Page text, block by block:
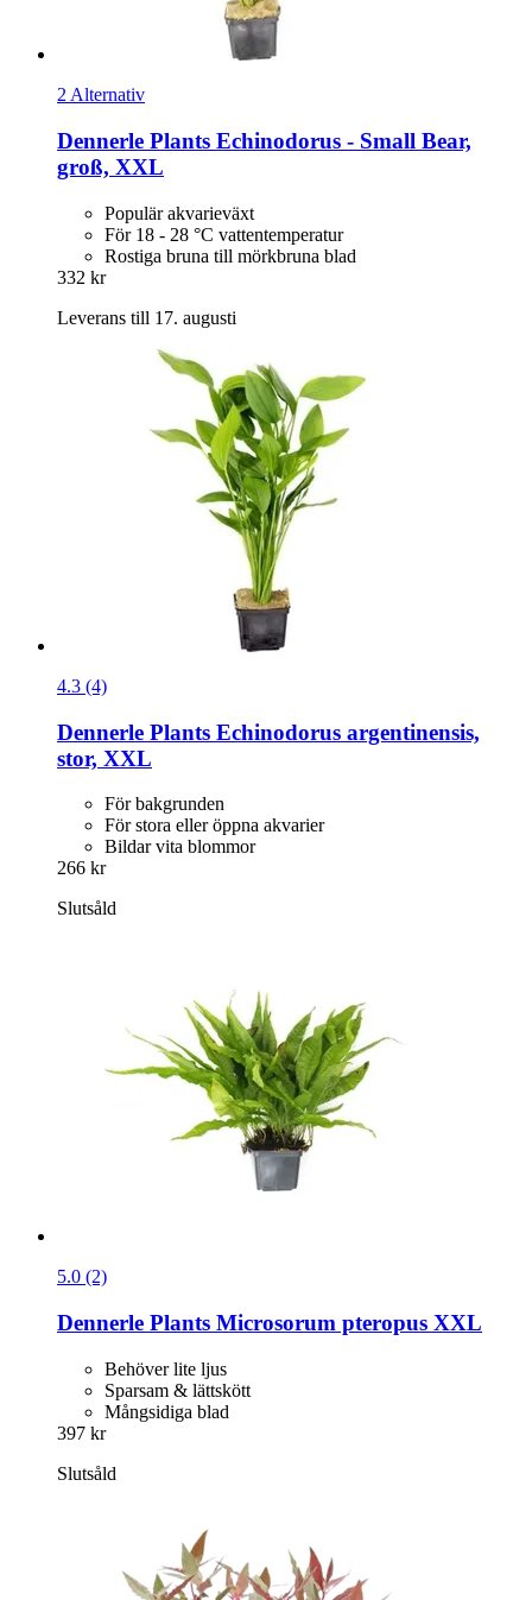
2 Alternativ
Dennerle Plants Echinodorus -​ Small Bear,
groß, XXL
Populär akvarieväxt
För 18 - 28 °C vattentemperatur
Rostiga bruna till mörkbruna blad
332 kr
Leverans till 17. augusti
4.3 (4)
Dennerle Plants Echinodorus argentinensis,
stor, XXL
För bakgrunden
För stora eller öppna akvarier
Bildar vita blommor
266 kr
Slutsåld
5.0 (2)
Dennerle Plants Microsorum pteropus XXL
Behöver lite ljus
Sparsam & lättskött
Mångsidiga blad
397 kr
Slutsåld